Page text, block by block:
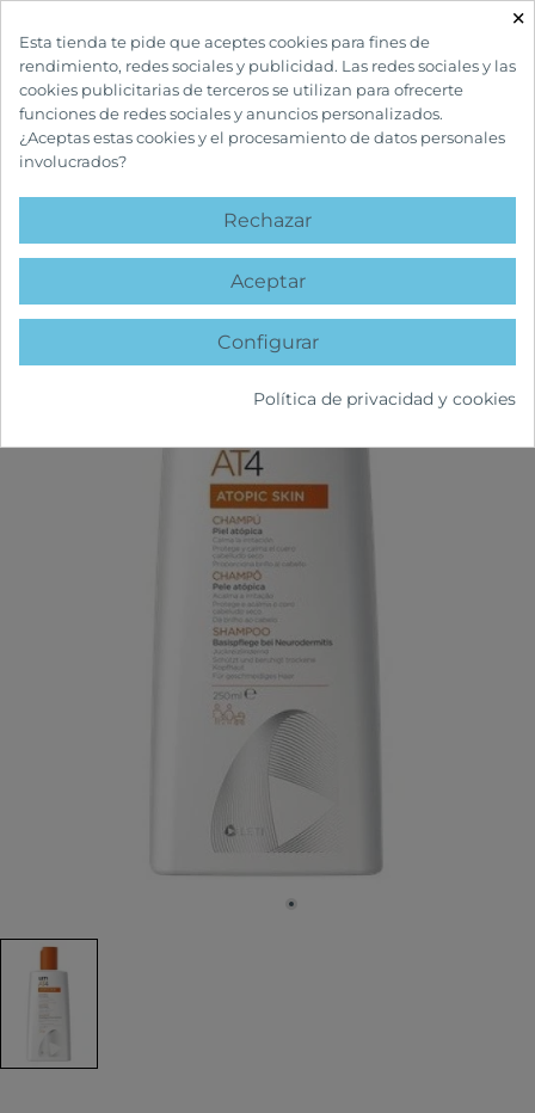
INICIO CUIDADOS CORPORALES
favorite
×
Esta tienda te pide que aceptes cookies para fines de
rendimiento, redes sociales y publicidad. Las redes sociales y las
cookies publicitarias de terceros se utilizan para ofrecerte
funciones de redes sociales y anuncios personalizados.
¿Aceptas estas cookies y el procesamiento de datos personales
involucrados?
Rechazar
Aceptar
Configurar
Política de privacidad y cookies